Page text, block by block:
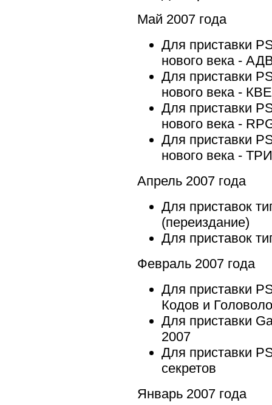
Май 2007 года
Для приставки
нового века -
Для приставки
нового века -
Для приставки
нового века -
Для приставки
нового века -
Апрель 2007 года
Для приставок
(переиздание)
Для приставок
Февраль 2007 года
Для приставки
Кодов и
Для приставки
2007
Для приставки
секретов
Январь 2007 года